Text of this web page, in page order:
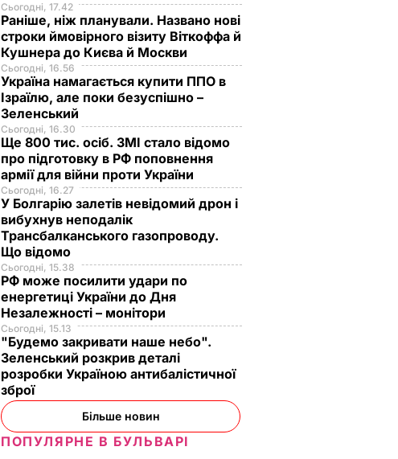
Сьогодні, 17.42
Раніше, ніж планували. Названо нові
строки ймовірного візиту Віткоффа й
Кушнера до Києва й Москви
Сьогодні, 16.56
Україна намагається купити ППО в
Ізраїлю, але поки безуспішно –
Зеленський
Сьогодні, 16.30
Ще 800 тис. осіб. ЗМІ стало відомо
про підготовку в РФ поповнення
армії для війни проти України
Сьогодні, 16.27
У Болгарію залетів невідомий дрон і
вибухнув неподалік
Трансбалканського газопроводу.
Що відомо
Сьогодні, 15.38
РФ може посилити удари по
енергетиці України до Дня
Незалежності – монітори
Сьогодні, 15.13
"Будемо закривати наше небо".
Зеленський розкрив деталі
розробки Україною антибалістичної
зброї
Більше новин
ПОПУЛЯРНЕ В БУЛЬВАРІ